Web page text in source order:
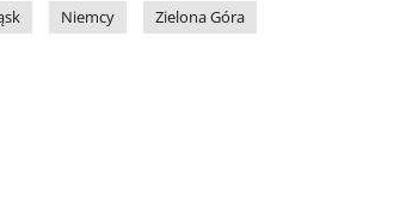
Niemcy Zielona Góra